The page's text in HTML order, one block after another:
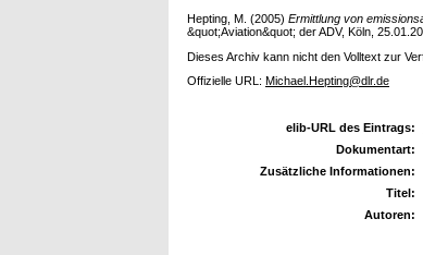
Hepting, M. (2005) Ermittlung von
&quot;Aviation&quot; der ADV, Köln,
Dieses Archiv kann nicht den Volltext zur
Offizielle URL: Michael.Hepting@dlr.de
elib-URL des Eintrags:
Dokumentart:
Zusätzliche Informationen:
Titel:
Autoren: